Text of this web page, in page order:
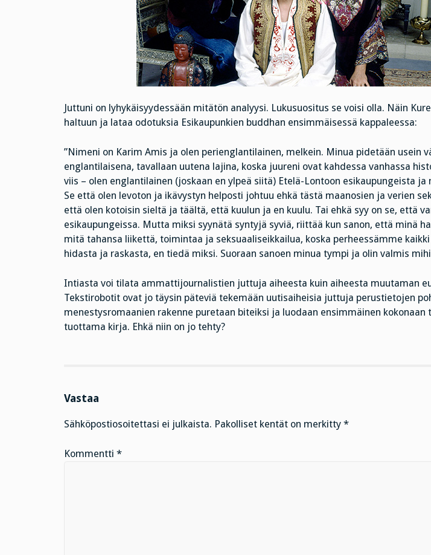
Juttuni on lyhykäisyydessään mitätön analyysi. Lukusuositus se voisi olla. Näin
haltuun ja lataa odotuksia Esikaupunkien buddhan ensimmäisessä kappaleessa:
”Nimeni on Karim Amis ja olen perienglantilainen, melkein. Minua pidetään usein
englantilaisena, tavallaan uutena lajina, koska juureni ovat kahdessa vanhassa
viis – olen englantilainen (joskaan en ylpeä siitä) Etelä-Lontoon esikaupungeista ja
Se että olen levoton ja ikävystyn helposti johtuu ehkä tästä maanosien ja verien
että olen kotoisin sieltä ja täältä, että kuulun ja en kuulu. Tai ehkä syy on se, että
esikaupungeissa. Mutta miksi syynätä syntyjä syviä, riittää kun sanon, että minä
mitä tahansa liikettä, toimintaa ja seksuaaliseikkailua, koska perheessämme
hidasta ja raskasta, en tiedä miksi. Suoraan sanoen minua tympi ja olin valmis
Intiasta voi tilata ammattijournalistien juttuja aiheesta kuin aiheesta muutaman
Tekstirobotit ovat jo täysin päteviä tekemään uutisaiheisia juttuja perustietojen
menestysromaanien rakenne puretaan biteiksi ja luodaan ensimmäinen kokonaan
tuottama kirja. Ehkä niin on jo tehty?
Vastaa
Sähköpostiosoitettasi ei julkaista. Pakolliset kentät on merkitty *
Kommentti *